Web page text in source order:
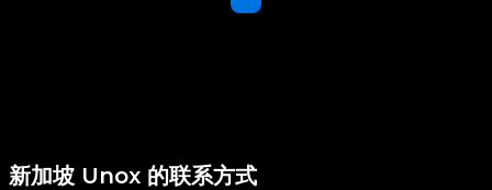
新加坡 Unox 的联系方式